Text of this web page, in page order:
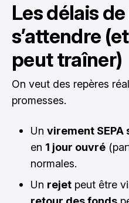
Les délais
s’attendre
peut traîner)
On veut des repères
promesses.
Un virement SEPA
en 1 jour ouvré
normales.
Un rejet peut être